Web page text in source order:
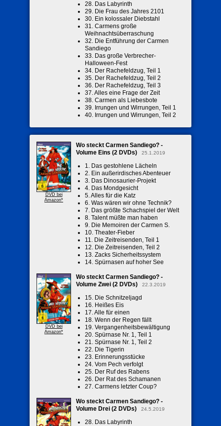
28. Das Labyrinth
29. Die Frau des Jahres 2101
30. Ein kolossaler Diebstahl
31. Carmens große
Weihnachtsüberraschung
32. Die Entführung der Carmen
Sandiego
33. Das große Verbrecher-
Halloween-Fest
34. Der Rachefeldzug, Teil 1
35. Der Rachefeldzug, Teil 2
36. Der Rachefeldzug, Teil 3
37. Alles eine Frage der Zeit
38. Carmen als Liebesbote
39. Irrungen und Wirrungen, Teil 1
40. Irrungen und Wirrungen, Teil 2
DVD bei
Amazon*
Wo steckt Carmen Sandiego? -
Volume Eins (2 DVDs)
25.1.2019
1. Das gestohlene Lächeln
2. Ein außerirdisches Abenteuer
3. Das Dinosaurier-Projekt
4. Das Mondgesicht
5. Alles für die Katz
6. Was wären wir ohne Technik?
7. Das größte Schachspiel der Welt
8. Talent müßte man haben
9. Die Memoiren der Carmen S.
10. Theater-Fieber
11. Die Zeitreisenden, Teil 1
12. Die Zeitreisenden, Teil 2
13. Zacks Sicherheitssystem
14. Spürnasen auf hoher See
DVD bei
Amazon*
Wo steckt Carmen Sandiego? -
Volume Zwei (2 DVDs)
22.3.2019
15. Die Schnitzeljagd
16. Heißes Eis
17. Alle für einen
18. Wenn der Regen fällt
19. Vergangenheitsbewältigung
20. Spürnase Nr. 1, Teil 1
21. Spürnase Nr. 1, Teil 2
22. Die Tigerin
23. Erinnerungsstücke
24. Vom Pech verfolgt
25. Der Ruf des Rabens
26. Der Rat des Schamanen
27. Carmens letzter Coup?
Wo steckt Carmen Sandiego? -
Volume Drei (2 DVDs)
24.5.2019
28. Das Labyrinth